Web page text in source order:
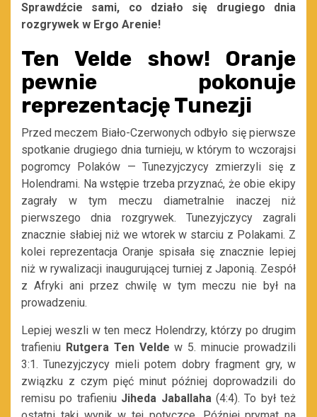
Sprawdźcie sami, co działo się drugiego dnia
rozgrywek w Ergo Arenie!
Ten Velde show! Oranje
pewnie pokonuje
reprezentację Tunezji
Przed meczem Biało-Czerwonych odbyło się pierwsze
spotkanie drugiego dnia turnieju, w którym to wczorajsi
pogromcy Polaków — Tunezyjczycy zmierzyli się z
Holendrami. Na wstępie trzeba przyznać, że obie ekipy
zagrały w tym meczu diametralnie inaczej niż
pierwszego dnia rozgrywek. Tunezyjczycy zagrali
znacznie słabiej niż we wtorek w starciu z Polakami. Z
kolei reprezentacja Oranje spisała się znacznie lepiej
niż w rywalizacji inaugurującej turniej z Japonią. Zespół
z Afryki ani przez chwilę w tym meczu nie był na
prowadzeniu.
Lepiej weszli w ten mecz Holendrzy, którzy po drugim
trafieniu Rutgera Ten Velde w 5. minucie prowadzili
3:1. Tunezyjczycy mieli potem dobry fragment gry, w
związku z czym pięć minut później doprowadzili do
remisu po trafieniu Jiheda Jaballaha(4:4). To był też